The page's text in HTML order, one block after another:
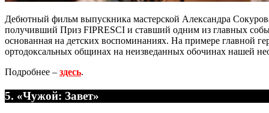
Дебютный фильм выпускника мастерской Александра
получивший Приз FIPRESCI и ставший одним из главных
основанная на детских воспоминаниях. На примере главной
ортодоксальных общинах на неизведанных обочинах нашей
Подробнее – здесь.
5. «Чужой: Завет»